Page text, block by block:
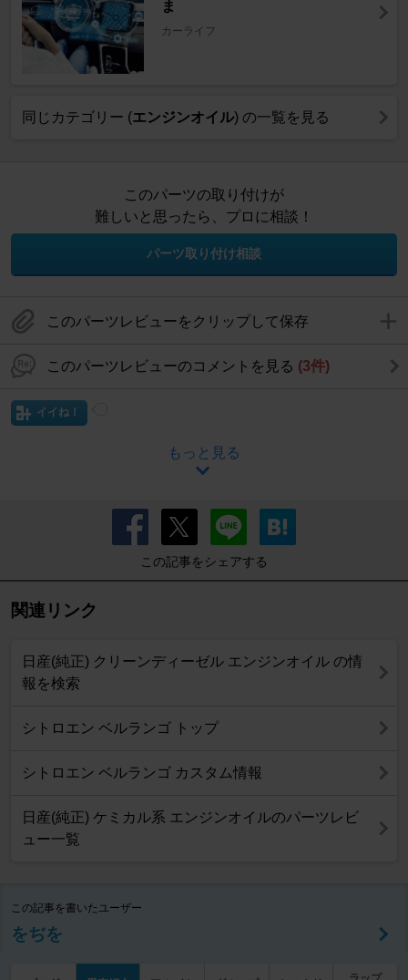
ま
カーライフ
同じカテゴリー (エンジンオイル) の一覧を見る
このパーツの取り付けが
難しいと思ったら、プロに相談！
パーツ取り付け相談
このパーツレビューをクリップして保存
このパーツレビューのコメントを見る (3件)
イイね！
もっと見る
この記事をシェアする
関連リンク
日産(純正) クリーンディーゼル エンジンオイル の情
報を検索
シトロエン ベルランゴ トップ
シトロエン ベルランゴ カスタム情報
日産(純正) ケミカル系 エンジンオイルのパーツレビ
ュー一覧
この記事を書いたユーザー
をぢを